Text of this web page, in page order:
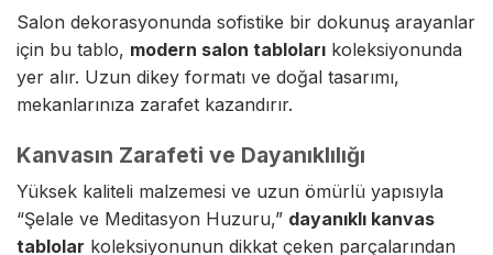
Salon dekorasyonunda sofistike bir dokunuş arayanlar
için bu tablo, modern salon tabloları koleksiyonunda
yer alır. Uzun dikey formatı ve doğal tasarımı,
mekanlarınıza zarafet kazandırır.
Kanvasın Zarafeti ve Dayanıklılığı
Yüksek kaliteli malzemesi ve uzun ömürlü yapısıyla
“Şelale ve Meditasyon Huzuru,” dayanıklı kanvas
tablolar koleksiyonunun dikkat çeken parçalarından